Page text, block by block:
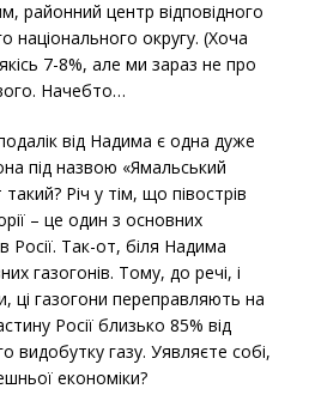
районний центр відповідного
національного округу. (Хоча
7-8%, але ми зараз не про
Начебто…
від Надима є одна дуже
під назвою «Ямальський
Річ у тім, що півострів
– це один з основних
Росії. Так-от, біля Надима
газогонів. Тому, до речі, і
ці газогони переправляють на
Росії близько 85% від
видобутку газу. Уявляєте собі,
економіки?